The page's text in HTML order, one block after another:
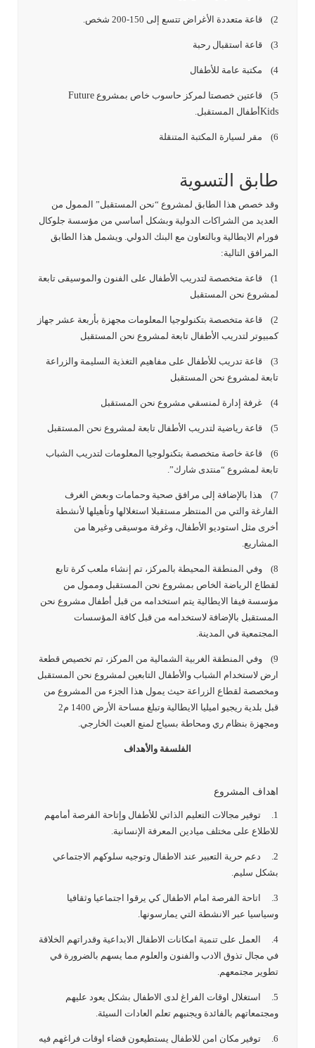
2) قاعة متعددة الأغراض تتسع إلى 150-200 شخص.
3) قاعة استقبال رحبة
4) مكتبة عامة للأطفال
5) قاعتين خصصتا لمركز حاسوب خاص بمشروع
Future
Kidsأطفال المستقبل.
6) مقر لسيارة المكتبة المتنقلة
طابق التسوية
وقد خصص هذا الطابق لمشروع “نحن المستقبل” الممول من
العديد من الشراكات الدولية وبشكل أساسي من مؤسسة جلوكال
فورام الايطالية وبالتعاون مع البنك الدولي. ويشمل هذا الطابق
المرافق التالية:
1) قاعة متخصصة لتدريب الأطفال على الفنون والموسيقى تابعة
لمشروع نحن المستقبل
2) قاعة متخصصة بتكنولوجيا المعلومات مجهزة بأربعة عشر جهاز
كمبيوتر لتدريب الأطفال تابعة لمشروع نحن المستقبل
3) قاعة تدريب للأطفال على مفاهيم التغذية السليمة والزراعة
تابعة لمشروع نحن المستقبل
4) غرفة إدارة لمنسقي مشروع نحن المستقبل
5) قاعة رياضية لتدريب الأطفال تابعة لمشروع نحن المستقبل
6) قاعة خاصة متخصصة بتكنولوجيا المعلومات لتدريب الشباب
تابعة لمشروع “منتدى شارك”.
7) هذا بالإضافة إلى مرافق صحية وحمامات وبعض الغرف
الفارغة والتي من المنتظر مستقبلا استغلالها وتأهيلها لأنشطة
أخرى مثل استوديو الأطفال، وغرفة موسيقى وغيرها من
المشاريع.
8) وفي المنطقة المحيطة بالمركز، تم إنشاء ملعب كرة تابع
لقطاع الرياضة الخاص بمشروع نحن المستقبل وممول من
مؤسسة فيفا الايطالية يتم استخدامه من قبل أطفال مشروع نحن
المستقبل بالإضافة لاستخدامه من قبل كافة المؤسسات
المجتمعية في المدينة.
9) وفي المنطقة الغربية الشمالية من المركز، تم تخصيص قطعة
ارض لاستخدام الشباب والأطفال التابعين لمشروع نحن المستقبل
ومخصصة لقطاع الزراعة حيث يمول هذا الجزء من المشروع من
قبل بلدية ريجيو اميليا الايطالية وتبلغ مساحة الأرض 1400 م2
ومجهزة بنظام ري ومحاطة بسياج لمنع العبث الخارجي.
الفلسفة والأهداف
اهداف المشروع
1. توفير مجالات التعليم الذاتي للأطفال وإتاحة الفرصة أمامهم
للاطلاع على مختلف ميادين المعرفة الإنسانية.
2. دعم حرية التعبير عند الاطفال وتوجيه سلوكهم الاجتماعي
بشكل سليم.
3. اتاحة الفرصة امام الاطفال كي يرقوا اجتماعيا وثقافيا
وسياسيا عبر الانشطة التي يمارسونها.
4. العمل على تنمية امكانات الاطفال الابداعية وقدراتهم الخلاقة
في مجال تذوق الادب والفنون والعلوم مما يسهم بالضرورة في
تطوير مجتمعهم.
5. استغلال اوقات الفراغ لدى الاطفال بشكل يعود عليهم
ومجتمعاتهم بالفائدة ويجنبهم تعلم العادات السيئة.
6. توفير مكان امن للاطفال يستطيعون قضاء اوقات فراغهم فيه